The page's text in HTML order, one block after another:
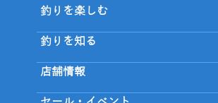
釣りを楽しむ
釣りを知る
店舗情報